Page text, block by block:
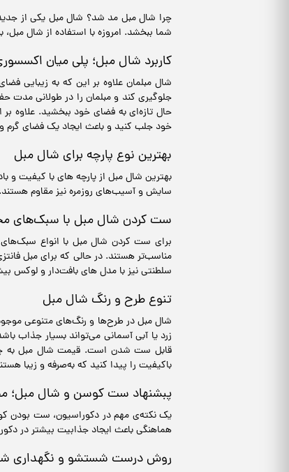
چرا شال مبل مد شد؟ شال مبل یکی از
شما ببخشد. امروزه با استفاده از شال
کاربرد شال مبل؛ پلی میان
شال مبلمان علاوه بر این که به زیبایی
جلوگیری کند و مبلمان را در طولانی مدت
حال تازه‌ای به فضای خود ببخشید. علاوه
خود جلب کنید و باعث ایجاد یک فضای
بهترین نوع پارچه برای شال مبل
بهترین شال مبل از پارچه‌ های با کیفیت و
سایش و آسیب‌های روزمره نیز مقاوم
ست کردن شال مبل با سبک‌های
برای ست کردن شال مبل با انواع سبک‌های
مناسب‌تر هستند. در حالی که برای مبل
سلطنتی نیز با مدل های بافت‌دار و لوکس
تنوع طرح و رنگ شال مبل
شال مبل در طرح‌ها و رنگ‌های متنوعی
زرد یا آبی آسمانی می‌تواند بسیار جذاب
قابل ست شدن است. قیمت شال مبل به چه
باکیفیت را پیدا کنید که به‌صرفه و زیبا
پبشنهاد ست کوسن و شال
یک نکته‌ی مهم در دکوراسیون، ست بودن
هماهنگی باعث ایجاد جذابیت بیشتر در
روش درست شستشو و نگهداری